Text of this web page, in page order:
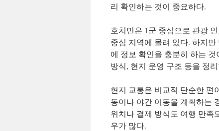
리 확인하는 것이 중요하다.
호치민은 1군 중심으로 관광
중심 지역에 몰려 있다. 하지
에 정보 확인을 충분히 하는
방식, 현지 운영 구조 등을 정
현지 교통은 비교적 단순한 편
동이나 야간 이동을 계획하는
위치나 결제 방식도 여행 만족
우가 많다.